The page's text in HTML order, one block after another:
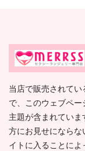
当店で販売されて
で、このウェブペ
主題が含まれてい
方にお見せになら
イトに入ることに